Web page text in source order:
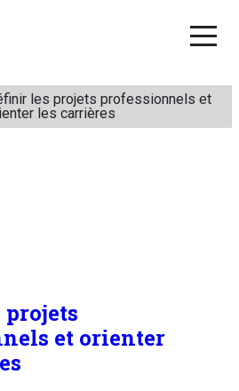
les projets professionnels et
les carrières
et orienter